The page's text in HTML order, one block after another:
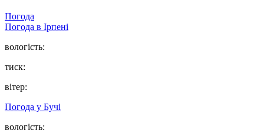
Погода
Погода в Ірпені
вологість:
тиск:
вітер:
Погода у Бучі
вологість: